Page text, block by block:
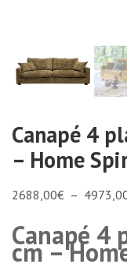
Canapé 4
– Home
2688,00€ –
Canapé 4
cm –